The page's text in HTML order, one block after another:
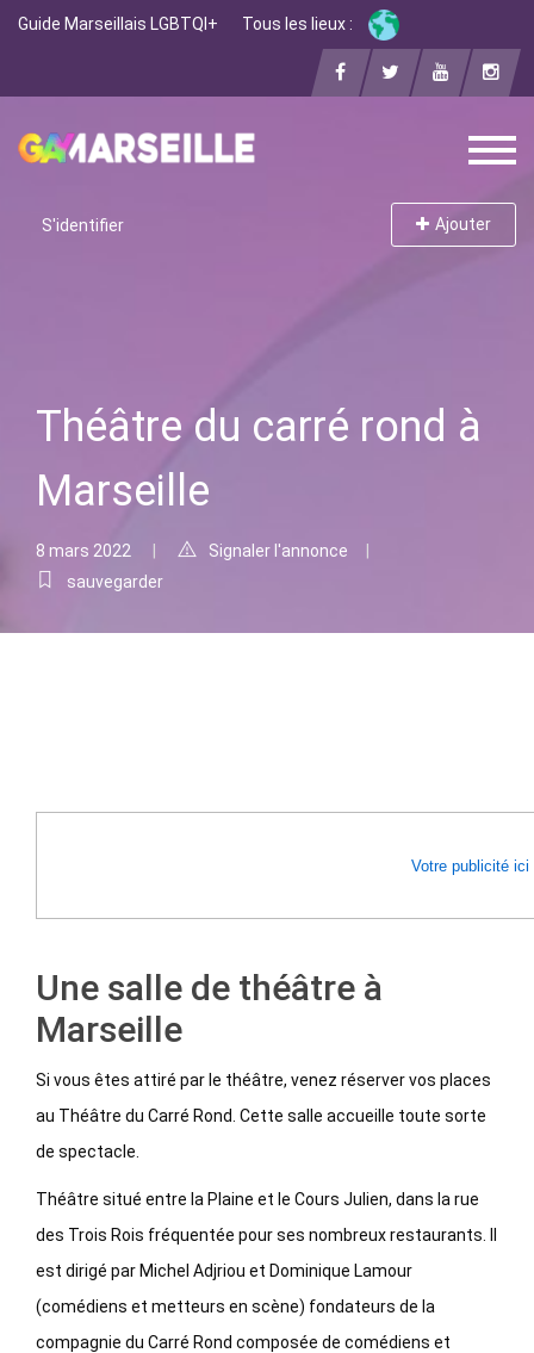
Guide Marseillais LGBTQI+ Tous les lieux :
S'identifier Ajouter
Théâtre du carré rond à
Marseille
8 mars 2022
Signaler l'annonce
sauvegarder
Votre publicité ici
Une salle de théâtre à
Marseille
Si vous êtes attiré par le théâtre, venez réserver vos places
au Théâtre du Carré Rond. Cette salle accueille toute sorte
de spectacle.
Théâtre situé entre la Plaine et le Cours Julien, dans la rue
des Trois Rois fréquentée pour ses nombreux restaurants. Il
est dirigé par Michel Adjriou et Dominique Lamour
(comédiens et metteurs en scène) fondateurs de la
compagnie du Carré Rond composée de comédiens et